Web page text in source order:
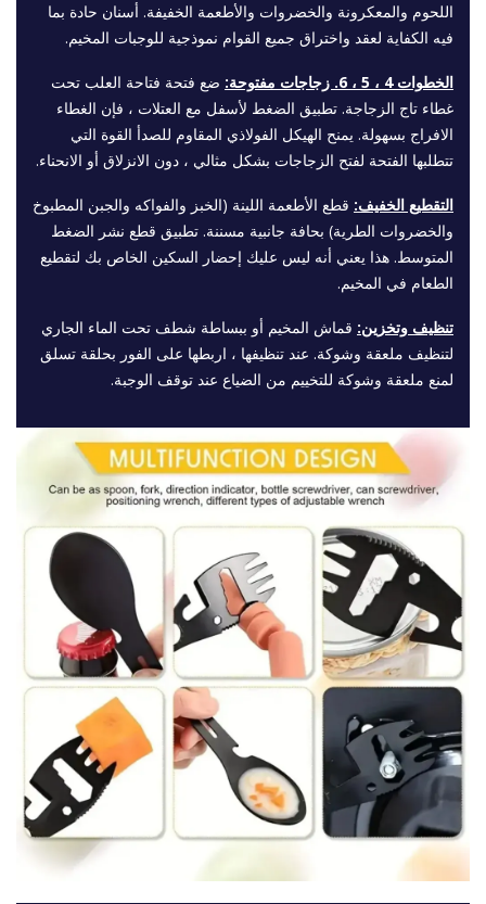
اللحوم والمعكرونة والخضروات والأطعمة الخفيفة. أسنان حادة بما
فيه الكفاية لعقد واختراق جميع القوام نموذجية للوجبات المخيم.
الخطوات 4 ، 5 ، 6. زجاجات مفتوحة:
ضع فتحة فتاحة العلب تحت
غطاء تاج الزجاجة. تطبيق الضغط لأسفل مع العتلات ، فإن الغطاء
الافراج بسهولة. يمنح الهيكل الفولاذي المقاوم للصدأ القوة التي
تتطلبها الفتحة لفتح الزجاجات بشكل مثالي ، دون الانزلاق أو الانحناء.
التقطيع الخفيف: قطع الأطعمة اللينة (الخبز والفواكه والجبن المطبوخ
والخضروات الطرية) بحافة جانبية مسننة. تطبيق قطع نشر الضغط
المتوسط. هذا يعني أنه ليس عليك إحضار السكين الخاص بك لتقطيع
الطعام في المخيم.
تنظيف وتخزين: قماش المخيم أو ببساطة شطف تحت الماء الجاري
لتنظيف ملعقة وشوكة. عند تنظيفها ، اربطها على الفور بحلقة تسلق
لمنع ملعقة وشوكة للتخييم من الضياع عند توقف الوجبة.